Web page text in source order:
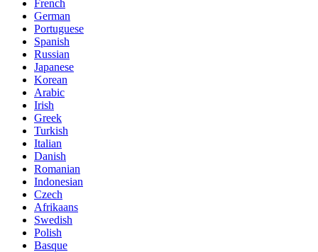
French
German
Portuguese
Spanish
Russian
Japanese
Korean
Arabic
Irish
Greek
Turkish
Italian
Danish
Romanian
Indonesian
Czech
Afrikaans
Swedish
Polish
Basque